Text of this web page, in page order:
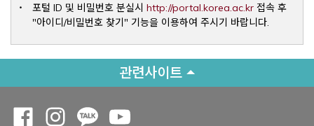
포털 ID 및 비밀번호 분실시 http://portal.korea.ac.krOpens a
접속 후
"아이디/비밀번호 찾기" 기능을 이용하여 주시기 바랍니다.
관련사이트
Opens a new window
Opens a new window
Opens a new window